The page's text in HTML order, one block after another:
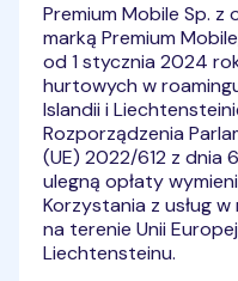
Premium Mobile Sp. z
marką Premium
od 1 stycznia 2024
hurtowych w
Islandii i
Rozporządzenia
(UE) 2022/612 z dnia
ulegną opłaty
Korzystania z usług
na terenie Unii
Liechtensteinu.